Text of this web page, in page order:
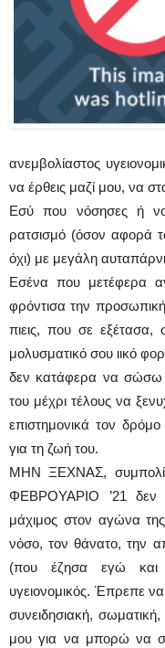
ανεμβολίαστος
να έρθεις μαζί μου, να
Εσύ που νόσησες ή
ρατσισμό (όσον αφορά
όχι) με μεγάλη
Εσένα που μετέφερα
φρόντισα την
πιεις, που σε
μολυσματικό σου ιικό
δεν κατάφερα να σώσω
του μέχρι τέλους να
επιστημονικά τον
για τη ζωή του.
ΜΗΝ ΞΕΧΝΑΣ,
ΦΕΒΡΟΥΑΡΙΟ ’21 δεν
μάχιμος στον αγώνα
νόσο, τον θάνατο, την
(που έζησα εγώ και
υγειονομικός. Έπρεπε
συνειδησιακή,
μου για να μπορώ να